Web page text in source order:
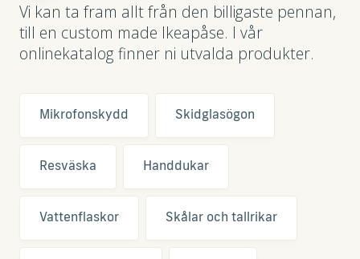
Vi kan ta fram allt från den billigaste pennan,
till en custom made Ikeapåse. I vår
onlinekatalog finner ni utvalda produkter.
Mikrofonskydd Skidglasögon
Resväska Handdukar
Vattenflaskor Skålar och tallrikar